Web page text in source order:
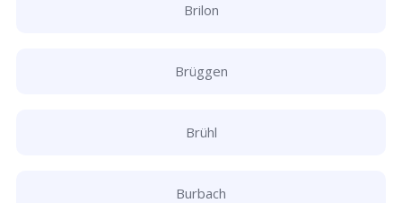
Brilon
Brüggen
Brühl
Burbach